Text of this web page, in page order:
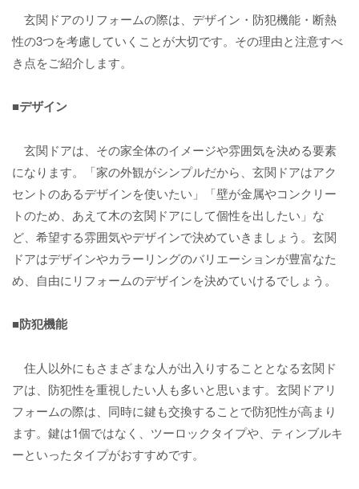
玄関ドアのリフォームの際は、デザイン・防犯機能・断熱
性の3つを考慮していくことが大切です。その理由と注意すべ
き点をご紹介します。
■デザイン
玄関ドアは、その家全体のイメージや雰囲気を決める要素
になります。「家の外観がシンプルだから、玄関ドアはアク
セントのあるデザインを使いたい」「壁が金属やコンクリー
トのため、あえて木の玄関ドアにして個性を出したい」な
ど、希望する雰囲気やデザインで決めていきましょう。玄関
ドアはデザインやカラーリングのバリエーションが豊富なた
め、自由にリフォームのデザインを決めていけるでしょう。
■防犯機能
住人以外にもさまざまな人が出入りすることとなる玄関ド
アは、防犯性を重視したい人も多いと思います。玄関ドアリ
フォームの際は、同時に鍵も交換することで防犯性が高まり
ます。鍵は1個ではなく、ツーロックタイプや、ティンブルキ
ーといったタイプがおすすめです。